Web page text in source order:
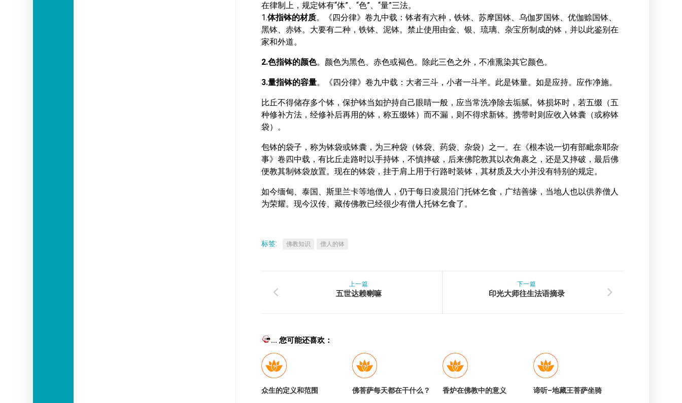
部
在律制上，规定钵有“体”、“色”、“量”三法。
1.体指钵的材质。《四分律》卷九中载：钵者有六种，铁钵、苏摩国钵、乌伽罗国钵、优伽赊国钵、
黑钵、赤钵。大要有二种，铁钵、泥钵。禁止使用由金、银、琉璃、杂宝所制成的钵，并以此鉴别在
家和外道。
2.色指钵的颜色。颜色为黑色、赤色或褐色。除此三色之外，不准熏染其它颜色。
3.量指钵的容量。《四分律》卷九中载：大者三斗，小者一斗半。此是钵量。如是应持。应作净施。
比丘不得储存多个钵，保护钵当如护持自己眼睛一般，应当常洗净除去垢腻。钵损坏时，若五缀（五
种修补方法，经修补后再用的钵，称五缀钵）而不漏，则不得求新钵。携带时则应收入钵囊（或称钵
袋）。
包钵的袋子，称为钵袋或钵囊，为三种袋（钵袋、药袋、杂袋）之一。在《根本说一切有部毗奈耶杂
事》卷四中载，有比丘走路时以手持钵，不慎摔破，后来佛陀教其以衣角裹之，还是又摔破，最后佛
便教其制钵袋放置。现在的钵袋，挂于肩上用于行路时装钵，其材质及大小并没有特别的规定。
如今缅甸、泰国、斯里兰卡等地僧人，仍于每日凌晨沿门托钵乞食，广结善缘，当地人也以供养僧人
为荣耀。现今汉传、藏传佛教已经很少有僧人托钵乞食了。
标签: 佛教知识 僧人的钵
下一篇
印光大师往生法语摘录
上一篇
五世达赖喇嘛
... 您可能还喜欢：
众生的定义和范围 佛菩萨每天都在干什么？ 香炉在佛教中的意义 谛听–地藏王菩萨坐骑